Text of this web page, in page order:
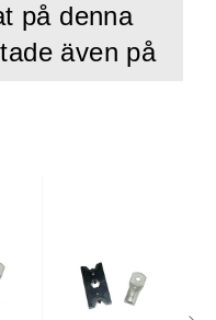
kontinuerlig
på denna
även på